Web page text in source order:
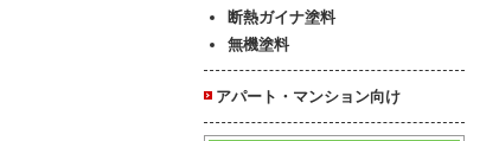
断熱ガイナ塗料
無機塗料
アパート・マンション向け